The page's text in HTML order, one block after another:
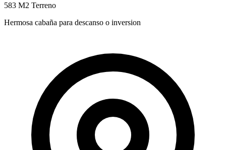
583 M2 Terreno
Hermosa cabaña para descanso o inversion